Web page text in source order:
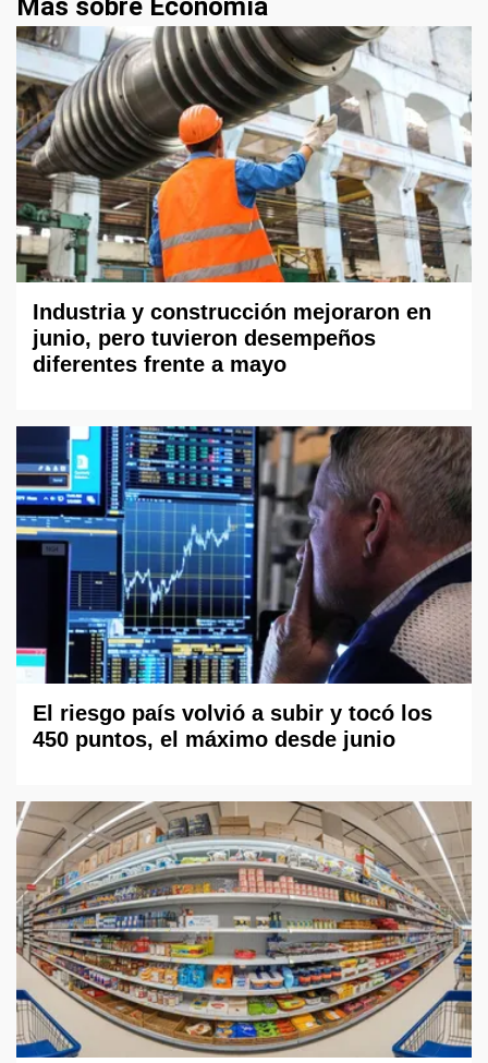
Más sobre Economía
Industria y construcción mejoraron en
junio, pero tuvieron desempeños
diferentes frente a mayo
El riesgo país volvió a subir y tocó los
450 puntos, el máximo desde junio